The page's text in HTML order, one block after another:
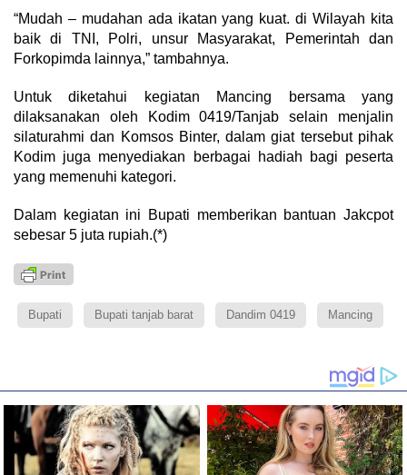
“Mudah – mudahan ada ikatan yang kuat. di Wilayah kita
baik di TNI, Polri, unsur Masyarakat, Pemerintah dan
Forkopimda lainnya,” tambahnya.
Untuk diketahui kegiatan Mancing bersama yang
dilaksanakan oleh Kodim 0419/Tanjab selain menjalin
silaturahmi dan Komsos Binter, dalam giat tersebut pihak
Kodim juga menyediakan berbagai hadiah bagi peserta
yang memenuhi kategori.
Dalam kegiatan ini Bupati memberikan bantuan Jakcpot
sebesar 5 juta rupiah.(*)
Bupati Bupati tanjab barat Dandim 0419 Mancing